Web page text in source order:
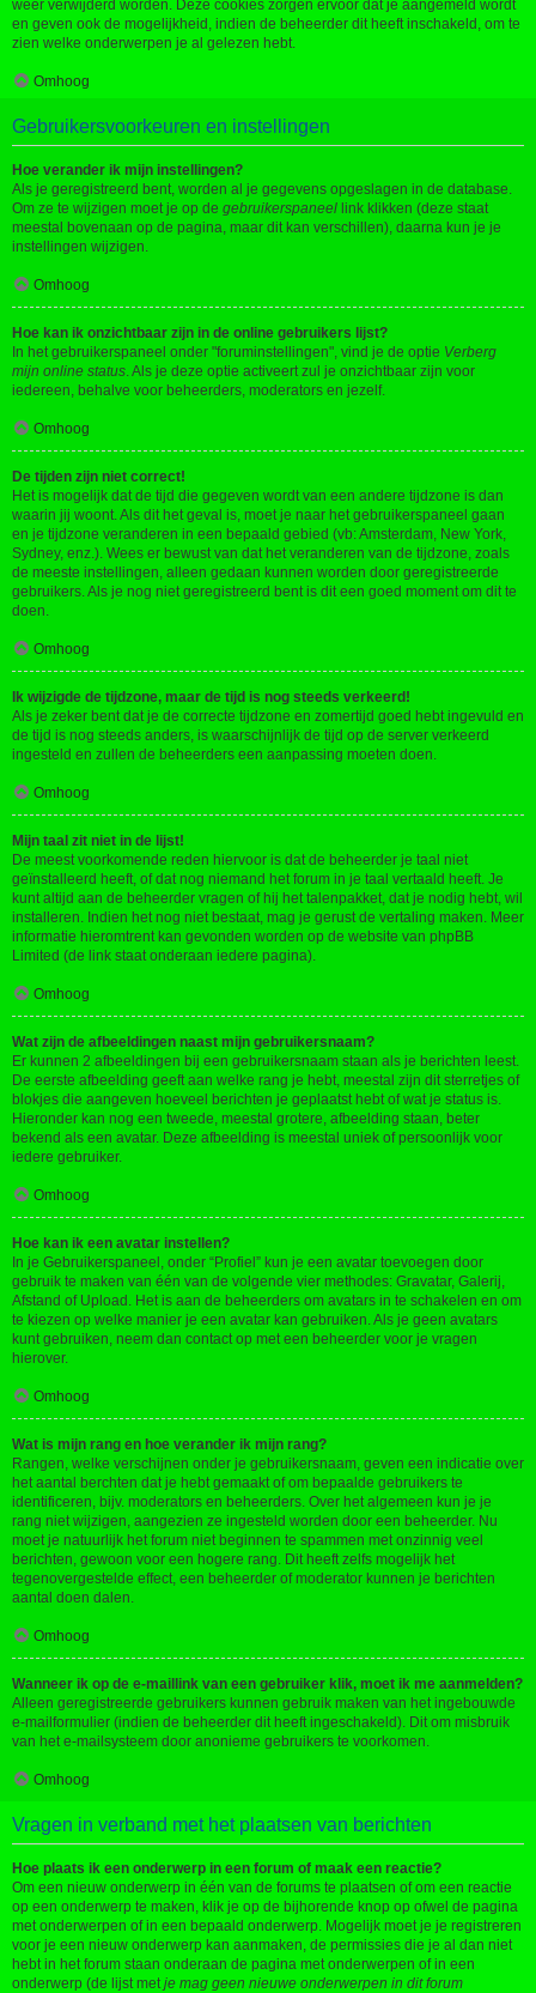
weer verwijderd worden. Deze cookies zorgen ervoor dat je aangemeld wordt
en geven ook de mogelijkheid, indien de beheerder dit heeft inschakeld, om te
zien welke onderwerpen je al gelezen hebt.
Omhoog
Gebruikersvoorkeuren en instellingen
Hoe verander ik mijn instellingen?
Als je geregistreerd bent, worden al je gegevens opgeslagen in de database.
Om ze te wijzigen moet je op de gebruikerspaneel link klikken (deze staat
meestal bovenaan op de pagina, maar dit kan verschillen), daarna kun je je
instellingen wijzigen.
Omhoog
Hoe kan ik onzichtbaar zijn in de online gebruikers lijst?
In het gebruikerspaneel onder "foruminstellingen", vind je de optie Verberg
mijn online status. Als je deze optie activeert zul je onzichtbaar zijn voor
iedereen, behalve voor beheerders, moderators en jezelf.
Omhoog
De tijden zijn niet correct!
Het is mogelijk dat de tijd die gegeven wordt van een andere tijdzone is dan
waarin jij woont. Als dit het geval is, moet je naar het gebruikerspaneel gaan
en je tijdzone veranderen in een bepaald gebied (vb: Amsterdam, New York,
Sydney, enz.). Wees er bewust van dat het veranderen van de tijdzone, zoals
de meeste instellingen, alleen gedaan kunnen worden door geregistreerde
gebruikers. Als je nog niet geregistreerd bent is dit een goed moment om dit te
doen.
Omhoog
Ik wijzigde de tijdzone, maar de tijd is nog steeds verkeerd!
Als je zeker bent dat je de correcte tijdzone en zomertijd goed hebt ingevuld en
de tijd is nog steeds anders, is waarschijnlijk de tijd op de server verkeerd
ingesteld en zullen de beheerders een aanpassing moeten doen.
Omhoog
Mijn taal zit niet in de lijst!
De meest voorkomende reden hiervoor is dat de beheerder je taal niet
geïnstalleerd heeft, of dat nog niemand het forum in je taal vertaald heeft. Je
kunt altijd aan de beheerder vragen of hij het talenpakket, dat je nodig hebt, wil
installeren. Indien het nog niet bestaat, mag je gerust de vertaling maken. Meer
informatie hieromtrent kan gevonden worden op de website van phpBB
Limited (de link staat onderaan iedere pagina).
Omhoog
Wat zijn de afbeeldingen naast mijn gebruikersnaam?
Er kunnen 2 afbeeldingen bij een gebruikersnaam staan als je berichten leest.
De eerste afbeelding geeft aan welke rang je hebt, meestal zijn dit sterretjes of
blokjes die aangeven hoeveel berichten je geplaatst hebt of wat je status is.
Hieronder kan nog een tweede, meestal grotere, afbeelding staan, beter
bekend als een avatar. Deze afbeelding is meestal uniek of persoonlijk voor
iedere gebruiker.
Omhoog
Hoe kan ik een avatar instellen?
In je Gebruikerspaneel, onder “Profiel” kun je een avatar toevoegen door
gebruik te maken van één van de volgende vier methodes: Gravatar, Galerij,
Afstand of Upload. Het is aan de beheerders om avatars in te schakelen en om
te kiezen op welke manier je een avatar kan gebruiken. Als je geen avatars
kunt gebruiken, neem dan contact op met een beheerder voor je vragen
hierover.
Omhoog
Wat is mijn rang en hoe verander ik mijn rang?
Rangen, welke verschijnen onder je gebruikersnaam, geven een indicatie over
het aantal berchten dat je hebt gemaakt of om bepaalde gebruikers te
identificeren, bijv. moderators en beheerders. Over het algemeen kun je je
rang niet wijzigen, aangezien ze ingesteld worden door een beheerder. Nu
moet je natuurlijk het forum niet beginnen te spammen met onzinnig veel
berichten, gewoon voor een hogere rang. Dit heeft zelfs mogelijk het
tegenovergestelde effect, een beheerder of moderator kunnen je berichten
aantal doen dalen.
Omhoog
Wanneer ik op de e-maillink van een gebruiker klik, moet ik me aanmelden?
Alleen geregistreerde gebruikers kunnen gebruik maken van het ingebouwde
e-mailformulier (indien de beheerder dit heeft ingeschakeld). Dit om misbruik
van het e-mailsysteem door anonieme gebruikers te voorkomen.
Omhoog
Vragen in verband met het plaatsen van berichten
Hoe plaats ik een onderwerp in een forum of maak een reactie?
Om een nieuw onderwerp in één van de forums te plaatsen of om een reactie
op een onderwerp te maken, klik je op de bijhorende knop op ofwel de pagina
met onderwerpen of in een bepaald onderwerp. Mogelijk moet je je registreren
voor je een nieuw onderwerp kan aanmaken, de permissies die je al dan niet
hebt in het forum staan onderaan de pagina met onderwerpen of in een
onderwerp (de lijst metje mag geen nieuwe onderwerpen in dit forum